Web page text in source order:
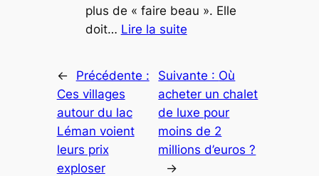
plus de « faire beau ». Elle
doit… Lire la suite:
architectural
à
Annecy
mêle
nature
←
Précédente :
Ces villages
autour du lac
Léman voient
leurs prix
exploser
Suivante : Où
acheter un chalet
de luxe pour
moins de 2
millions d’euros ?
→